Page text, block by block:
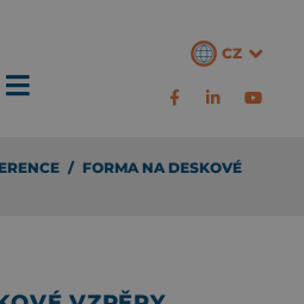
CZ
/ FORMA NA DESKOVÉ